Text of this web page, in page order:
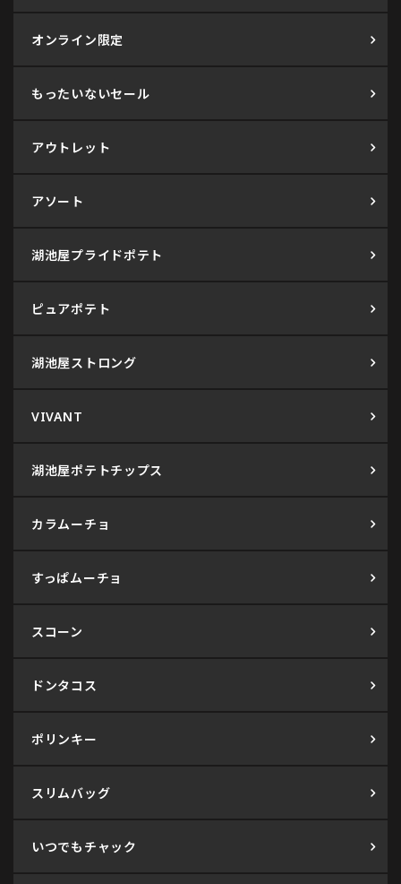
オンライン限定
もったいないセール
アウトレット
アソート
湖池屋プライドポテト
ピュアポテト
湖池屋ストロング
VIVANT
湖池屋ポテトチップス
カラムーチョ
すっぱムーチョ
スコーン
ドンタコス
ポリンキー
スリムバッグ
いつでもチャック